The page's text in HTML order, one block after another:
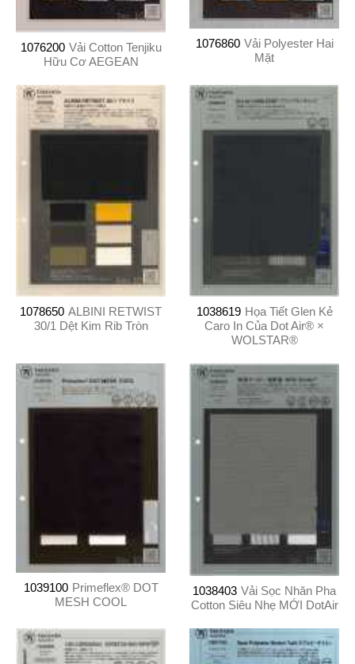
1076200 Vải Cotton Tenjiku
Hữu Cơ AEGEAN
1076860 Vải Polyester Hai
Mặt
1078650 ALBINI RETWIST
30/1 Dệt Kim Rib Tròn
1038619 Họa Tiết Glen Kẻ
Caro In Của Dot Air® ×
WOLSTAR®
1039100 Primeflex® DOT
MESH COOL
1038403 Vải Sọc Nhăn Pha
Cotton Siêu Nhẹ MỚI DotAir